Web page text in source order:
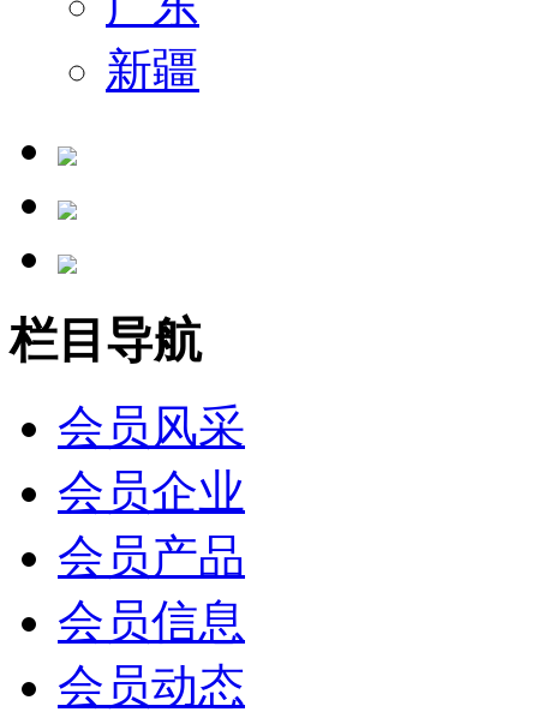
新疆
栏目导航
会员风采
会员企业
会员产品
会员信息
会员动态